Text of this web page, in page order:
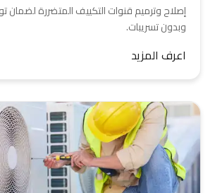
إصلاح وترميم قنوات التكييف المتضررة
وبدون تسريبات.
اعرف المزيد